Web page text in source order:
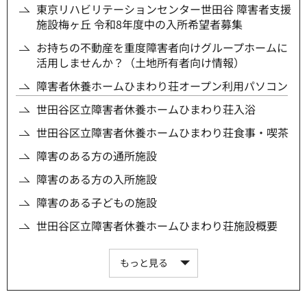
東京リハビリテーションセンター世田谷 障害者支援
施設梅ヶ丘 令和8年度中の入所希望者募集
お持ちの不動産を重度障害者向けグループホームに
活用しませんか？（土地所有者向け情報）
障害者休養ホームひまわり荘オープン利用パソコン
世田谷区立障害者休養ホームひまわり荘入浴
世田谷区立障害者休養ホームひまわり荘食事・喫茶
障害のある方の通所施設
障害のある方の入所施設
障害のある子どもの施設
世田谷区立障害者休養ホームひまわり荘施設概要
もっと見る